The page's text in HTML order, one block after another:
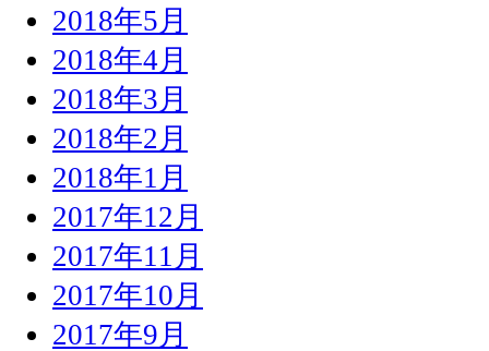
2018年5月
2018年4月
2018年3月
2018年2月
2018年1月
2017年12月
2017年11月
2017年10月
2017年9月